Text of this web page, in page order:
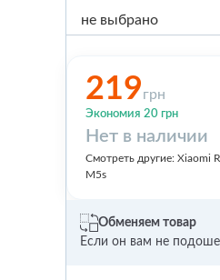
не выбрано
219грн
Экономия 20 грн
Нет в наличии
Смотреть другие: Xiaomi
M5s
Обменяем товар
Если он вам не